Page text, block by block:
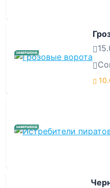
ЗАВЕРШЕНА
ЗАВЕРШЕНА